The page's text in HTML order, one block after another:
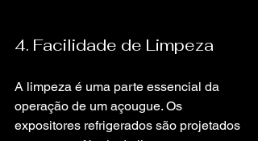
4. Facilidade de Limpeza
A limpeza é uma parte essencial da
operação de um açougue. Os
expositores refrigerados são projetados